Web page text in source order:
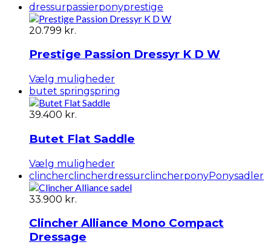
dressurpassierponyprestige
20.799 kr.
Prestige Passion Dressyr K D W
Vælg mulighederDette
vare
Mulighederne
kan
på
varesiden
butet springspring
39.400 kr.
Butet Flat Saddle
Vælg mulighederDette
vare
har
Mulighederne
kan
clincherclincherdressurclincherponyPonysadler
33.900 kr.
Clincher Alliance Mono Compact
Dressage